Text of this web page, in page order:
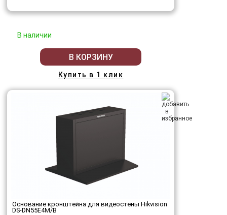
В наличии
В КОРЗИНУ
Купить в 1 клик
Основание кронштейна для видеостены Hikvision
DS-DN55E4M/B